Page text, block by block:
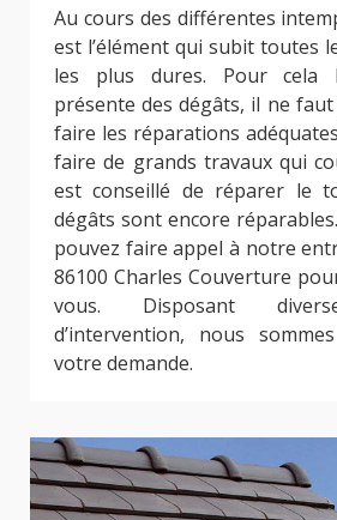
Au cours des différentes
est l’élément qui subit toutes
les plus dures. Pour cela
présente des dégâts, il ne
faire les réparations
faire de grands travaux qui
est conseillé de réparer le
dégâts sont encore
pouvez faire appel à notre
86100 Charles Couverture
vous. Disposant
d’intervention, nous
votre demande.